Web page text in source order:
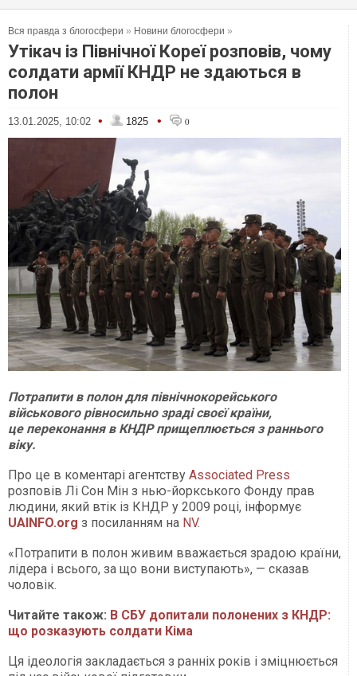
Вся правда з блогосфери » Новини блогосфери »
Утікач із Північної Кореї розповів, чому
солдати армії КНДР не здаються в
полон
13.01.2025, 10:02 • 1825 • 0
Потрапити в полон для північнокорейського
військового рівносильно зраді своєї країни,
це переконання в КНДР прищеплюється з раннього
віку.
Про це в коментарі агентству Associated Press
розповів Лі Сон Мін з нью-йоркського Фонду прав
людини, який втік із КНДР у 2009 році, інформує
UAINFO.org з посиланням на NV.
«Потрапити в полон живим вважається зрадою країни,
лідера і всього, за що вони виступають», — сказав
чоловік.
Читайте також: В СБУ допитали полонених з КНДР:
що розказують солдати Кіма
Ця ідеологія закладається з ранніх років і зміцнюється